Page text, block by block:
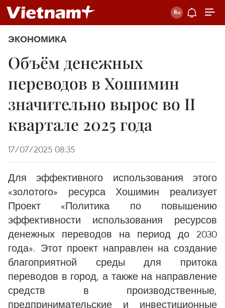
ЭКОНОМИКА
Объём денежных
переводов в Хошимин
значительно вырос во II
квартале 2025 года
17/07/2025 08:35
Для эффективного использования этого
«золотого» ресурса Хошимин реализует
Проект «Политика по повышению
эффективности использования ресурсов
денежных переводов на период до 2030
года». Этот проект направлен на создание
благоприятной среды для притока
переводов в город, а также на направление
средств в производственные,
предпринимательские и инвестиционные